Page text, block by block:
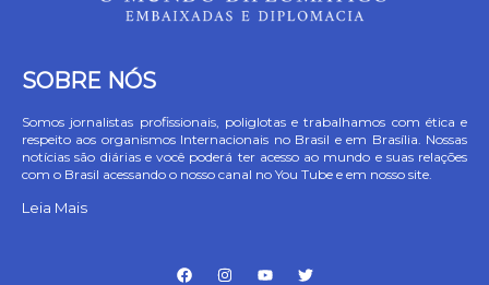
SOBRE NÓS
Somos jornalistas profissionais, poliglotas e trabalhamos com ética e
respeito aos organismos Internacionais no Brasil e em Brasília. Nossas
notícias são diárias e você poderá ter acesso ao mundo e suas relações
com o Brasil acessando o nosso canal no You Tube e em nosso site.
Leia Mais